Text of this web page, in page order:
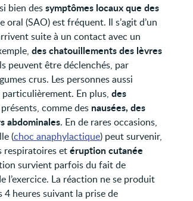
bien dessymptômes locaux que des
oral (SAO) est fréquent. Il s’agit d’un
suite à un contact avec un
des chatouillements des lèvres
peuvent être déclenchés, par
crus. Les personnes aussi
En plus, des
comme des nausées, des
abdominales. En de rares occasions,
(choc anaphylactique) peut survenir,
respiratoires etéruption cutanée
survient parfois du fait de
l’exercice. La réaction ne se produit
heures suivant la prise de